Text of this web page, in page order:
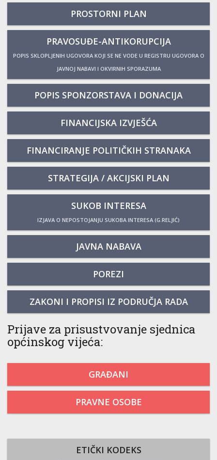
PROSTORNI PLAN
PRAVOSUĐE-ANTIKORUPCIJA
POPIS SKLOPLJENIH UGOVORA KOJI SE NE VODE U REGISTRU UGOVORA O
JAVNOJ NABAVI I OKVIRNIH SPORAZUMA
POPIS SPONZORSTAVA I DONACIJA
FINANCIJSKA IZVJEŠĆA
FINANCIRANJE POLITIČKIH STRANAKA
STRATEGIJA / AKCIJSKI PLAN
SUKOB INTERESA
IZJAVA O NEPOSTOJANJU SUKOBA INTERESA (G.RELJIĆ)
JAVNA NABAVA
POREZI
ZAKONI I PROPISI IZ PODRUČJA RADA
Prijave za prisustvovanje sjednica
općinskog vijeća:
GRAĐANI
PRAVNE OSOBE
ETIČKI KODEKS